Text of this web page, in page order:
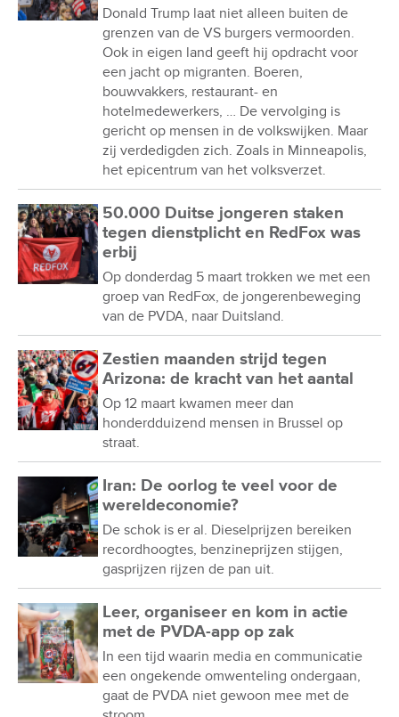
Donald Trump laat niet alleen buiten de
grenzen van de VS burgers vermoorden.
Ook in eigen land geeft hij opdracht voor
een jacht op migranten. Boeren,
bouwvakkers, restaurant- en
hotelmedewerkers, … De vervolging is
gericht op mensen in de volkswijken. Maar
zij verdedigden zich. Zoals in Minneapolis,
het epicentrum van het volksverzet.
50.000 Duitse jongeren staken
tegen dienstplicht en RedFox was
erbij
Op donderdag 5 maart trokken we met een
groep van RedFox, de jongerenbeweging
van de PVDA, naar Duitsland.
Zestien maanden strijd tegen
Arizona: de kracht van het aantal
Op 12 maart kwamen meer dan
honderdduizend mensen in Brussel op
straat.
Iran: De oorlog te veel voor de
wereldeconomie?
De schok is er al. Dieselprijzen bereiken
recordhoogtes, benzineprijzen stijgen,
gasprijzen rijzen de pan uit.
Leer, organiseer en kom in actie
met de PVDA-app op zak
In een tijd waarin media en communicatie
een ongekende omwenteling ondergaan,
gaat de PVDA niet gewoon mee met de